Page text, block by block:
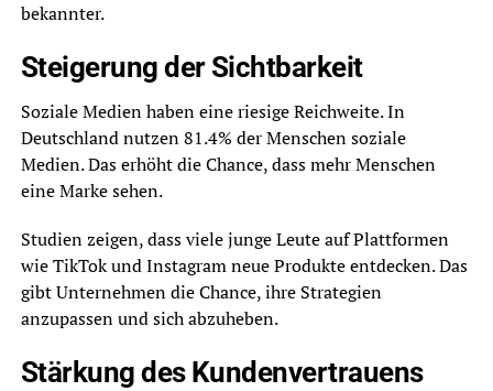
bekannter.
Steigerung der Sichtbarkeit
Soziale Medien haben eine riesige Reichweite. In
Deutschland nutzen 81.4% der Menschen soziale
Medien. Das erhöht die Chance, dass mehr Menschen
eine Marke sehen.
Studien zeigen, dass viele junge Leute auf Plattformen
wie TikTok und Instagram neue Produkte entdecken. Das
gibt Unternehmen die Chance, ihre Strategien
anzupassen und sich abzuheben.
Stärkung des Kundenvertrauens